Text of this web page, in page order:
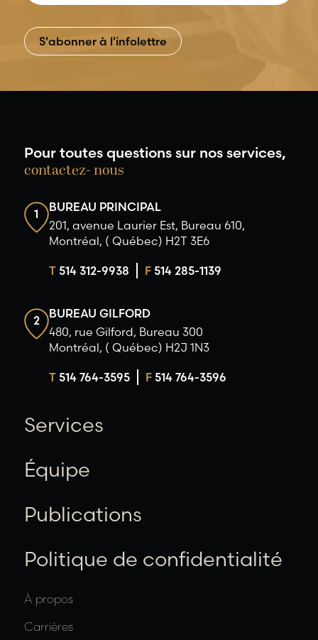
Pour toutes questions sur nos services,
contactez- nous
1
BUREAU PRINCIPAL
201, avenue Laurier Est, Bureau 610,
Montréal, ( Québec) H2T 3E6
T514 312-9938 F514 285-1139
2
BUREAU GILFORD
480, rue Gilford, Bureau 300
Montréal, ( Québec) H2J 1N3
T514 764-3595 F514 764-3596
Services
Équipe
Publications
Politique de confidentialité
À propos
Carrières